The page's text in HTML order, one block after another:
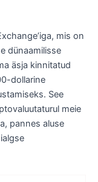
mis on
dünaamilisse
äsja kinnitatud
dollarine
See
meie
pannes aluse